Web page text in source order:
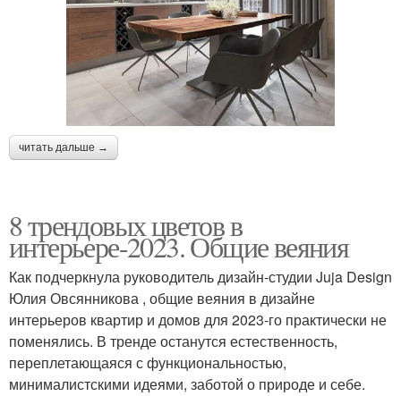
читать дальше →
8 трендовых цветов в
интерьере-2023. Общие веяния
Как подчеркнула руководитель дизайн-студии Juja Design
Юлия Овсянникова , общие веяния в дизайне
интерьеров квартир и домов для 2023-го практически не
поменялись. В тренде останутся естественность,
переплетающаяся с функциональностью,
минималистскими идеями, заботой о природе и себе.